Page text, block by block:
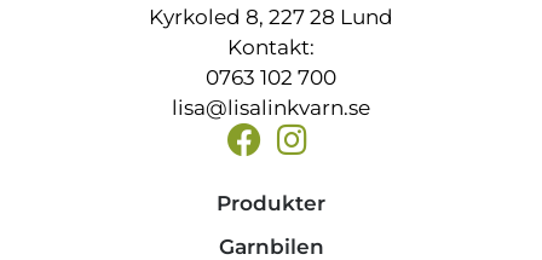
Kyrkoled 8, 227 28 Lund
Kontakt:
0763 102 700
lisa@lisalinkvarn.se
Produkter
Garnbilen